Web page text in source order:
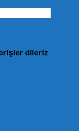
dileriz